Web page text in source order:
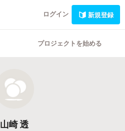
ログイン 新規登録
プロジェクトを始める
山崎 透